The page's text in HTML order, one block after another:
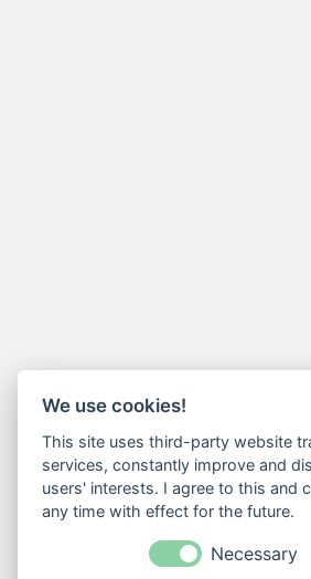
We use cookies!
This site uses third-party website
services, constantly improve and
users' interests. I agree to this and
any time with effect for the future.
Necessary